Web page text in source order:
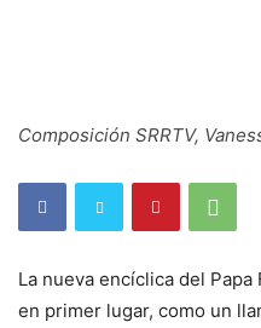
Composición SRRTV,
La nueva encíclica del Papa
en primer lugar, como un